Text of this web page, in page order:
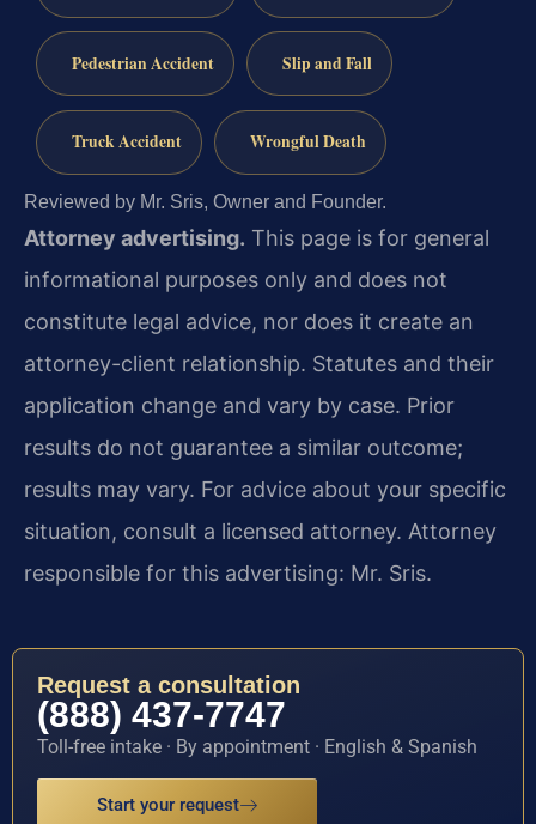
Pedestrian Accident Slip and Fall
Truck Accident Wrongful Death
Reviewed by Mr. Sris, Owner and Founder.
Attorney advertising. This page is for general
informational purposes only and does not
constitute legal advice, nor does it create an
attorney-client relationship. Statutes and their
application change and vary by case. Prior
results do not guarantee a similar outcome;
results may vary. For advice about your specific
situation, consult a licensed attorney. Attorney
responsible for this advertising: Mr. Sris.
Request a consultation
(888) 437-7747
Toll-free intake · By appointment · English & Spanish
Start your request